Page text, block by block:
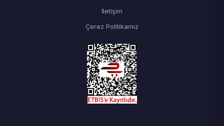
İletişim
Çerez Politikamız